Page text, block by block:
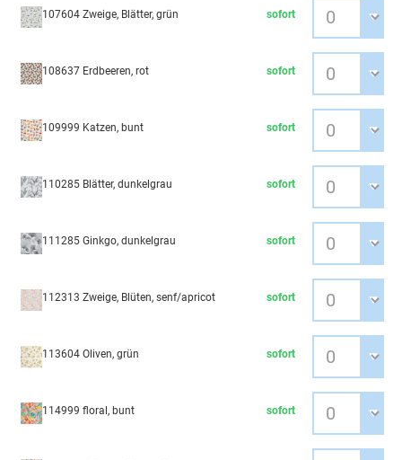
107604 Zweige, Blätter, grün sofort
108637 Erdbeeren, rot sofort
109999 Katzen, bunt sofort
110285 Blätter, dunkelgrau sofort
111285 Ginkgo, dunkelgrau sofort
112313 Zweige, Blüten, senf/apricot sofort
113604 Oliven, grün sofort
114999 floral, bunt sofort